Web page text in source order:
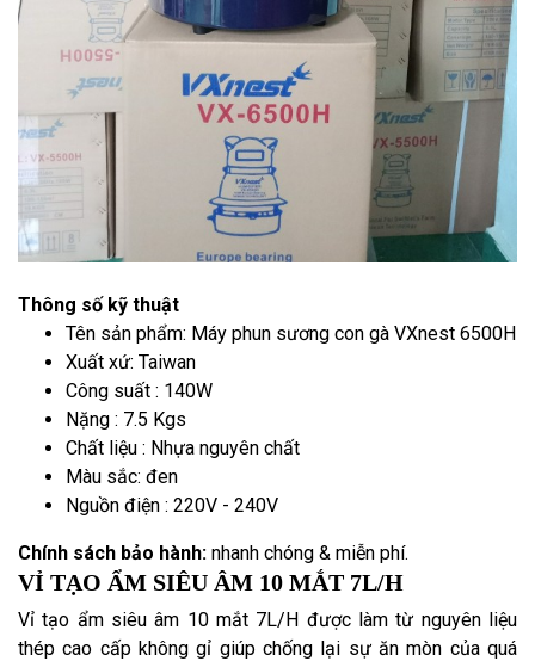
Thông số kỹ thuật
Tên sản phẩm: Máy phun sương con gà VXnest 6500H
Xuất xứ: Taiwan
Công suất : 140W
Nặng : 7.5 Kgs
Chất liệu : Nhựa nguyên chất
Màu sắc: đen
Nguồn điện : 220V - 240V
Chính sách bảo hành: nhanh chóng & miễn phí.
VỈ TẠO ẨM SIÊU ÂM 10 MẮT 7L/H
Vỉ tạo ẩm siêu âm 10 mắt 7L/H được làm từ nguyên liệu
thép cao cấp không gỉ giúp chống lại sự ăn mòn của quá